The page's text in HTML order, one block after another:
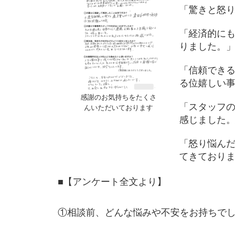
感謝のお気持ちをたくさ
んいただいております
「驚きと怒
「経済的に
りました。」
「信頼でき
る位嬉しい
「スタッフ
感じました。
「怒り悩ん
てきておりま
■【アンケート全文より】
①相談前、どんな悩みや不安をお持ちで